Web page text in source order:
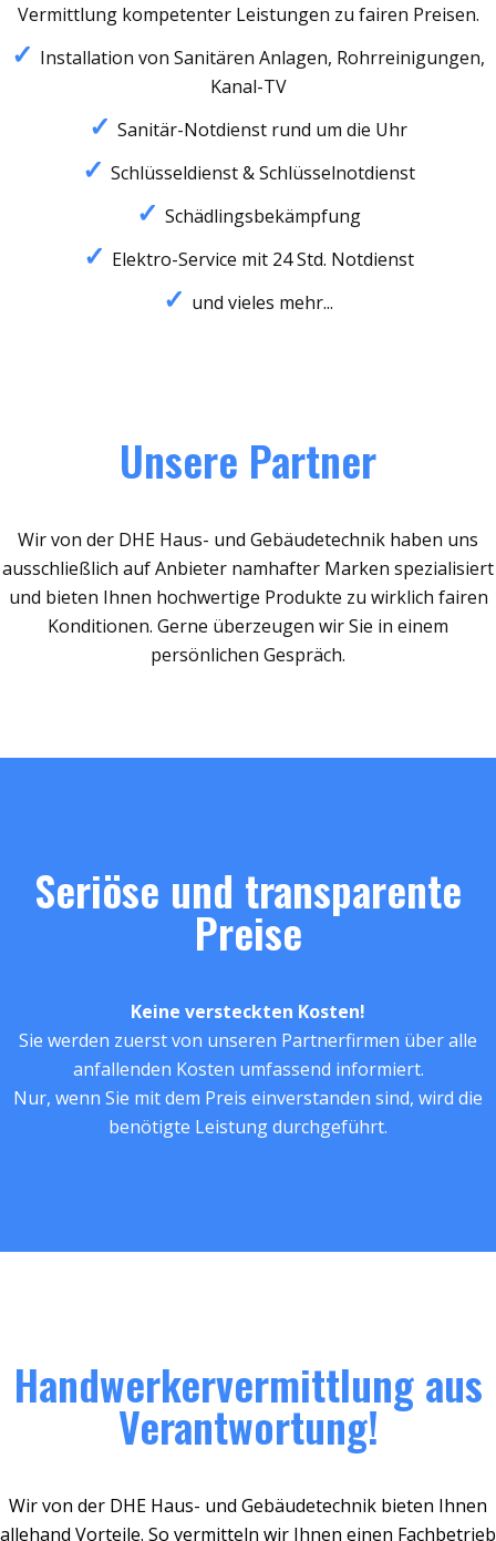
Vermittlung kompetenter Leistungen zu fairen Preisen.
Installation von Sanitären Anlagen, Rohrreinigungen,
Kanal-TV
Sanitär-Notdienst rund um die Uhr
Schlüsseldienst & Schlüsselnotdienst
Schädlingsbekämpfung
Elektro-Service mit 24 Std. Notdienst
und vieles mehr...
Unsere Partner
Wir von der DHE Haus- und Gebäudetechnik haben uns
ausschließlich auf Anbieter namhafter Marken spezialisiert
und bieten Ihnen hochwertige Produkte zu wirklich fairen
Konditionen. Gerne überzeugen wir Sie in einem
persönlichen Gespräch.
Seriöse und transparente
Preise
Keine versteckten Kosten!
Sie werden zuerst von unseren Partnerfirmen über alle
anfallenden Kosten umfassend informiert.
Nur, wenn Sie mit dem Preis einverstanden sind, wird die
benötigte Leistung durchgeführt.
Handwerkervermittlung aus
Verantwortung!
Wir von der DHE Haus- und Gebäudetechnik bieten Ihnen
allehand Vorteile. So vermitteln wir Ihnen einen Fachbetrieb